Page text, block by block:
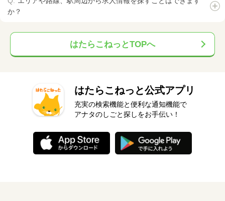
か？
はたらこねっとTOPへ
はたらこねっと公式アプリ
充実の検索機能と便利な通知機能で
アナタのしごと探しをお手伝い！